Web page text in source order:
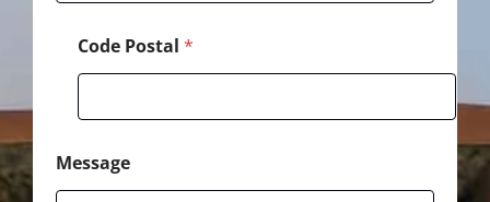
Code Postal *
Message